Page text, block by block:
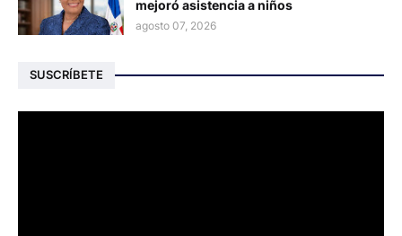
mejoró asistencia a niños
agosto 07, 2026
SUSCRÍBETE